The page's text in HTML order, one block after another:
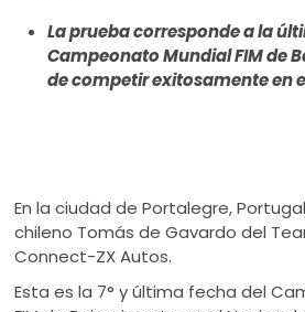
La prueba corresponde a la
Campeonato Mundial FIM de
de competir exitosamente en
En la ciudad de Portalegre,
chileno Tomás de Gavardo del
Connect-ZX Autos.
Esta es la 7° y última fecha del